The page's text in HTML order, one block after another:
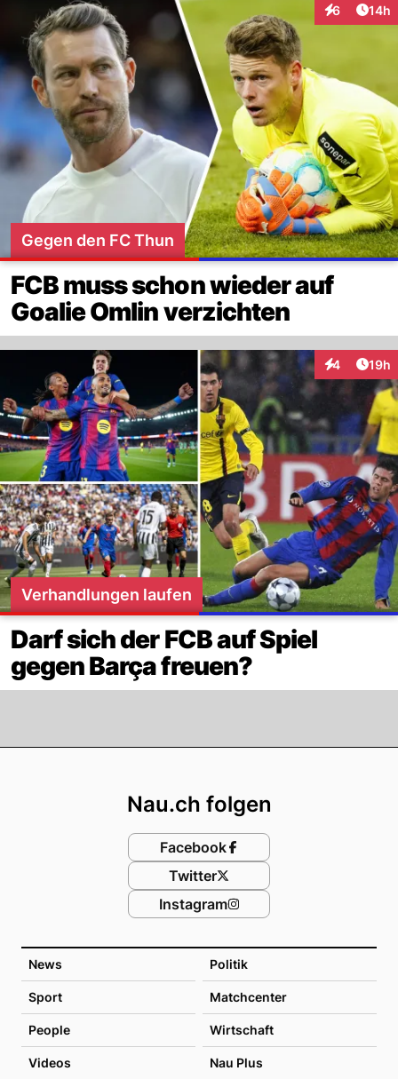
6
Interaktionen
14h
Gegen den FC Thun
FCB muss schon wieder auf
Goalie Omlin verzichten
4
Interaktionen
19h
Verhandlungen laufen
Darf sich der FCB auf Spiel
gegen Barça freuen?
News Politik
Sport Matchcenter
People Wirtschaft
Videos Nau Plus
Nau.ch folgen
Facebook
Twitter
Instagram